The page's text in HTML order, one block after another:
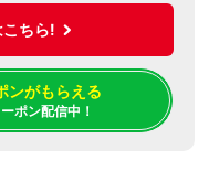
ちら!
ンがもらえる
ポン配信中！